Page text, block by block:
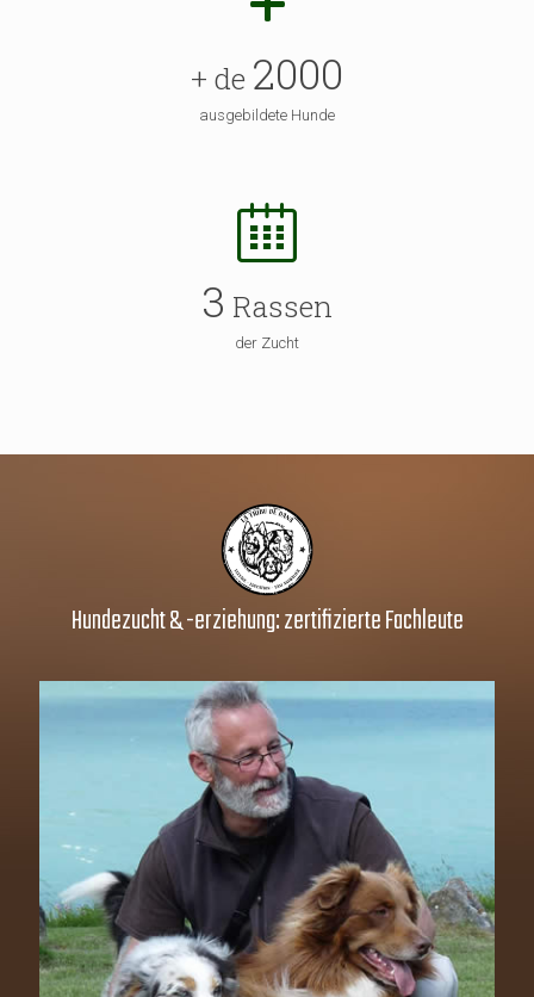
+ de 2000
ausgebildete Hunde
3 Rassen
der Zucht
Hundezucht & -erziehung: zertifizierte Fachleute